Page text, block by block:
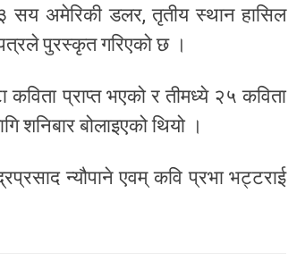
३ सय अमेरिकी डलर, तृतीय स्थान हासिल
पुरस्कृत गरिएको छ ।
कविता प्राप्त भएको र तीमध्ये २५ कविता
शनिबार बोलाइएको थियो ।
न्यौपाने एवम् कवि प्रभा भट्टराई